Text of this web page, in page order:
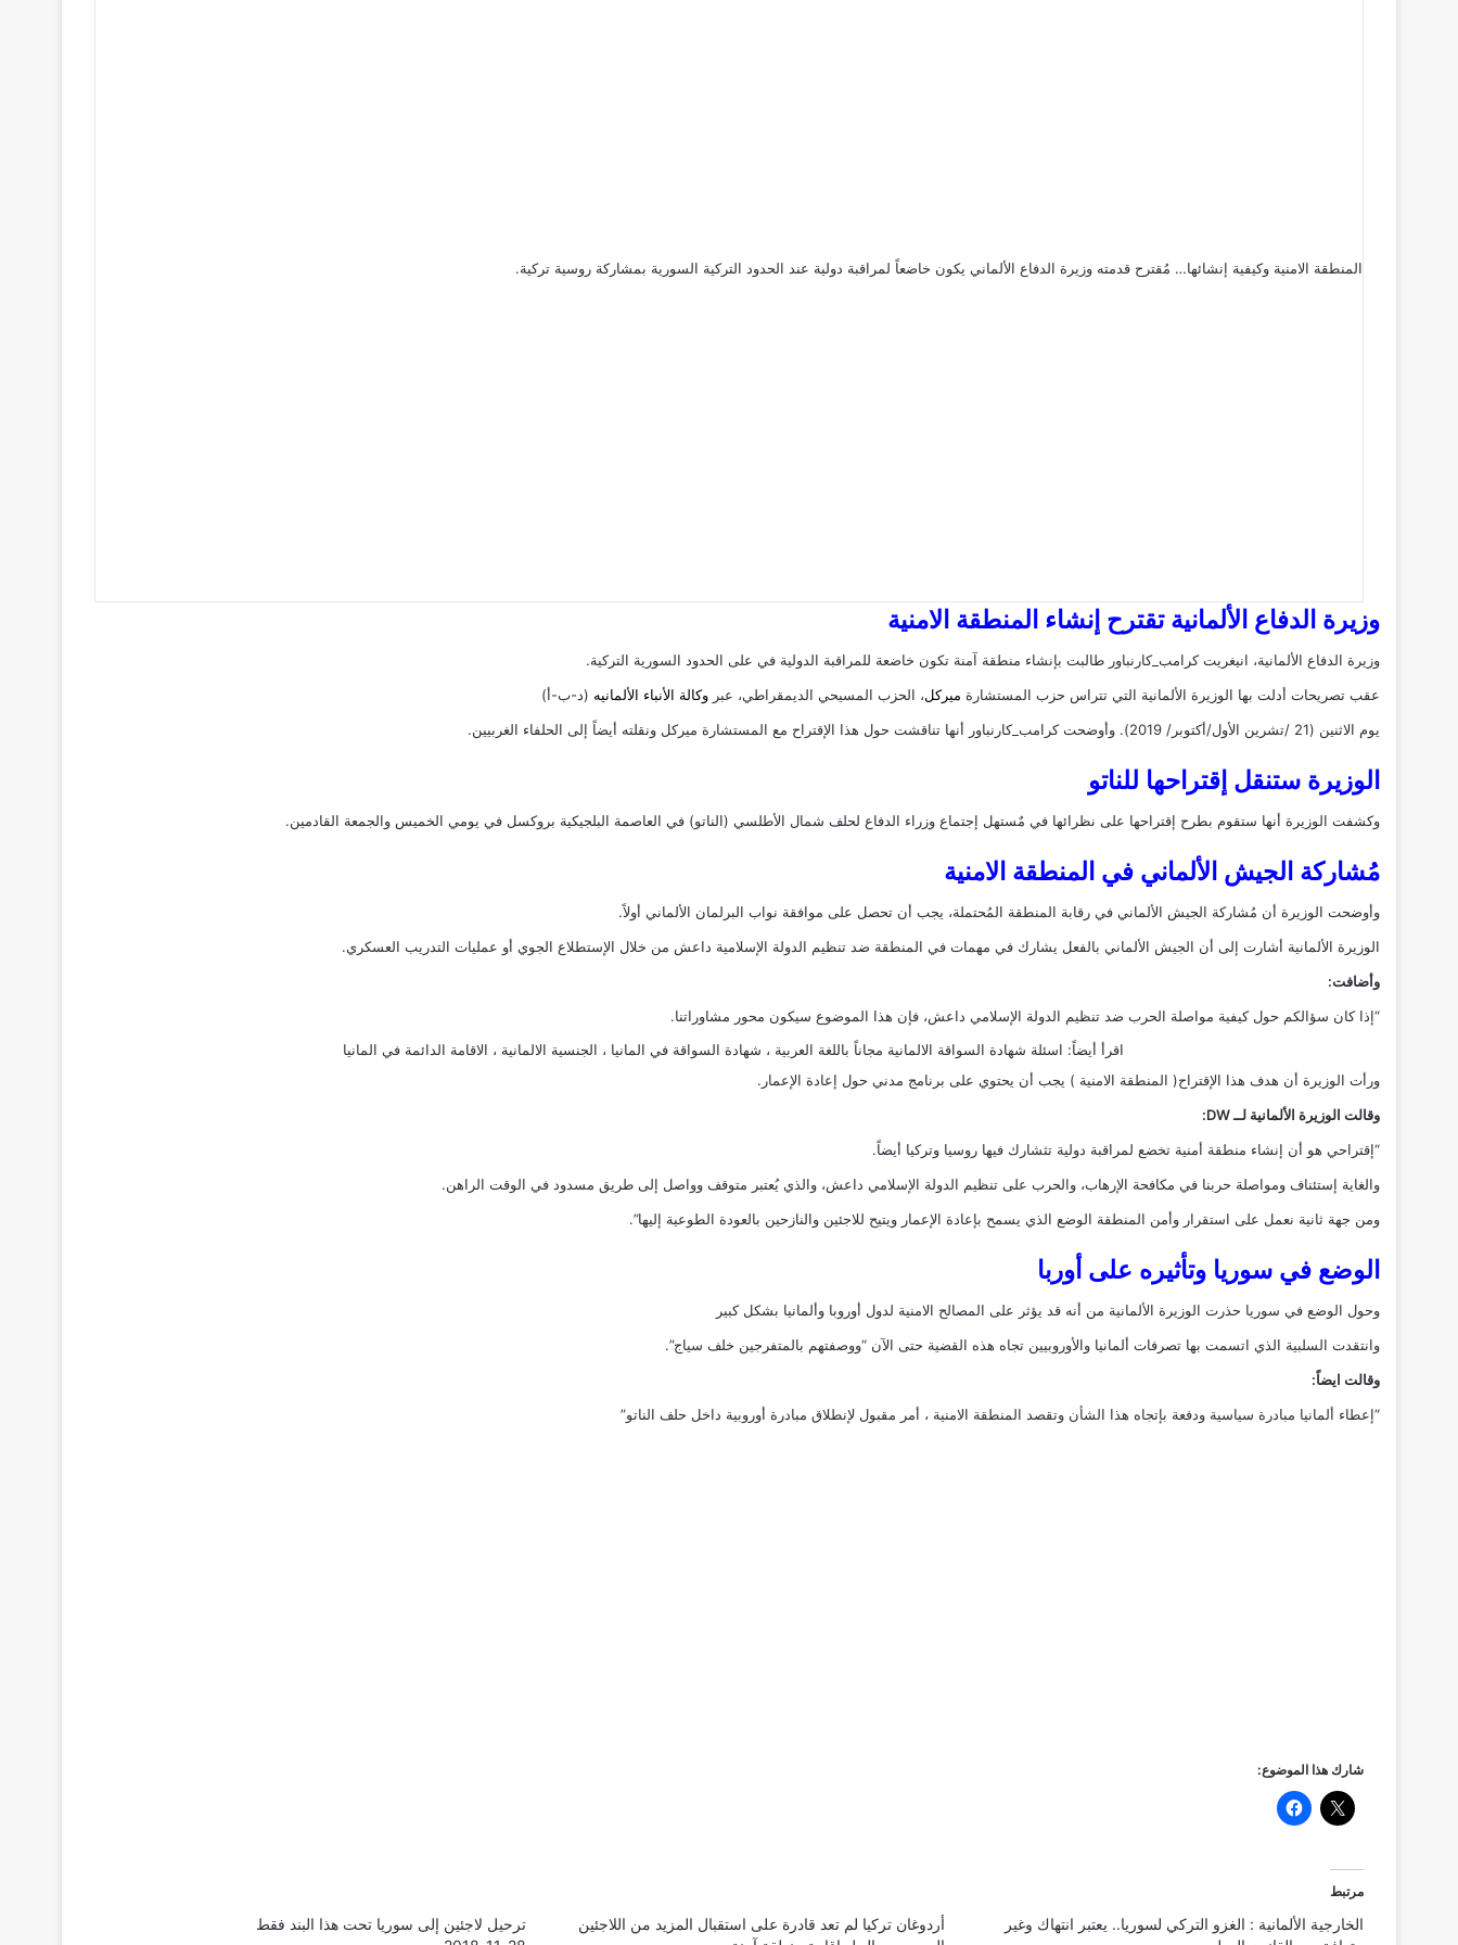
المنطقة الامنية وكيفية إنشائها… مُقترح قدمته وزيرة الدفاع الألماني يكون خاضعاً لمراقبة دولية عند الحدود التركية السورية بمشاركة روسية تركية.
وزيرة الدفاع الألمانية تقترح إنشاء المنطقة الامنية
وزيرة الدفاع الألمانية، انيغريت كرامب_كارنباور طالبت بإنشاء منطقة آمنة تكون خاضعة للمراقبة الدولية في على الحدود السورية التركية.
عقب تصريحات أدلت بها الوزيرة الألمانية التي تتراس حزب المستشارة ميركل، الحزب المسيحي الديمقراطي، عبر وكالة الأنباء الألمانيه (د-ب-أ)
يوم الاثنين (21 /تشرين الأول/أكتوبر/ 2019). وأوضحت كرامب_كارنباور أنها تناقشت حول هذا
الإقتراح مع المستشارة ميركل ونقلته أيضاً إلى الحلفاء الغربيين.
الوزيرة ستنقل إقتراحها للناتو
وكشفت الوزيرة أنها ستقوم بطرح إقتراحها على نظرائها في مٌستهل إجتماع وزراء الدفاع لحلف شمال الأطلسي (الناتو) في العاصمة البلجيكية بروكسل في يومي الخميس والجمعة القادمين.
مُشاركة الجيش الألماني في المنطقة الامنية
وأوضحت الوزيرة أن مُشاركة الجيش الألماني في رقابة المنطقة المُحتملة، يجب أن تحصل على موافقة نواب البرلمان الألماني أولاً.
الوزيرة الألمانية أشارت إلى أن الجيش الألماني بالفعل يشارك في مهمات في المنطقة ضد تنظيم الدولة الإسلامية داعش من خلال الإستطلاع الجوي أو عمليات التدريب العسكري.
وأضافت:
“إذا كان سؤالكم حول كيفية مواصلة الحرب ضد تنظيم الدولة الإسلامي داعش، فإن هذا الموضوع سيكون محور مشاوراتنا.
اقرأ أيضاً: اسئلة شهادة السواقة الالمانية مجاناً باللغة العربية ، شهادة السواقة في المانيا ، الجنسية الالمانية ، الاقامة الدائمة في المانيا
ورأت الوزيرة أن هدف هذا الإقتراح( المنطقة الامنية ) يجب أن يحتوي على برنامج مدني حول إعادة الإعمار .
وقالت الوزيرة الألمانية لــ DW:
“إقتراحي هو أن إنشاء منطقة أمنية تخضع لمراقبة دولية تثشارك فيها روسيا وتركيا أيضاً.
والغاية إستئناف ومواصلة حربنا في مكافحة الإرهاب، والحرب على تنظيم الدولة الإسلامي داعش، والذي يُعتبر متوقف وواصل إلى طريق مسدود في الوقت الراهن.
ومن جهة ثانية نعمل على استقرار وأمن المنطقة الوضع الذي يسمح بإعادة الإعمار ويتيح للاجئين والنازحين بالعودة الطوعية إليها”.
الوضع في سوريا وتأثيره على أوربا
وحول الوضع في سوريا حذرت الوزيرة الألمانية من أنه قد يؤثر على المصالح الامنية لدول أوروبا وألمانيا بشكل كبير
وانتقدت السلبية الذي اتسمت بها تصرفات ألمانيا والأوروبيين تجاه هذه القضية حتى الآن “ووصفتهم بالمتفرجين خلف سياج”.
وقالت ايضاً:
“إعطاء ألمانيا مبادرة سياسية ودفعة بإتجاه هذا الشأن وتقصد المنطقة الامنية ، أمر مقبول لإنطلاق مبادرة أوروبية داخل حلف الناتو”
شارك هذا الموضوع:
مرتبط
الخارجية الألمانية : الغزو التركي لسوريا.. يعتبر انتهاك وغير
أردوغان تركيا لم تعد قادرة على استقبال المزيد من اللاجئين
ترحيل لاجئين إلى سوريا تحت هذا البند فقط